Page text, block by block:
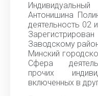
Антонишина
деятельность 02
Заводскому
Минский
Сфера
прочих
включенных в